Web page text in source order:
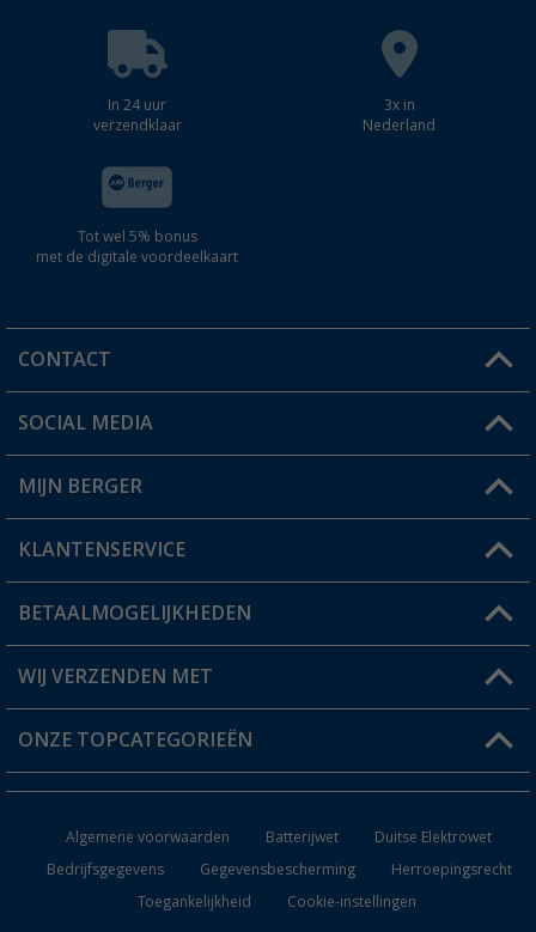
In 24 uur
verzendklaar
3x in
Nederland
Tot wel 5% bonus
met de digitale voordeelkaart
CONTACT
Een vraag?
Winkel vinden
SOCIAL MEDIA
MIJN BERGER
Mijn account
Status bestelling
Verlanglijstje
KLANTENSERVICE
FAQ & Contact
Verzendinformatie
Catalogus
BETAALMOGELIJKHEDEN
WIJ VERZENDEN MET
ONZE TOPCATEGORIEËN
Campingmeubilair
Algemene voorwaarden Batterijwet
Duitse Elektrowet
Bedrijfsgegevens
Gegevensbescherming
Herroepingsrecht
Toegankelijkheid
Cookie-instellingen